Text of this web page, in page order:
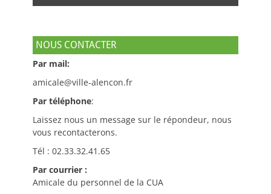
NOUS CONTACTER
Par mail:
amicale@ville-alencon.fr
Par téléphone:
Laissez nous un message sur le répondeur, nous
vous recontacterons.
Tél : 02.33.32.41.65
Par courrier :
Amicale du personnel de la CUA